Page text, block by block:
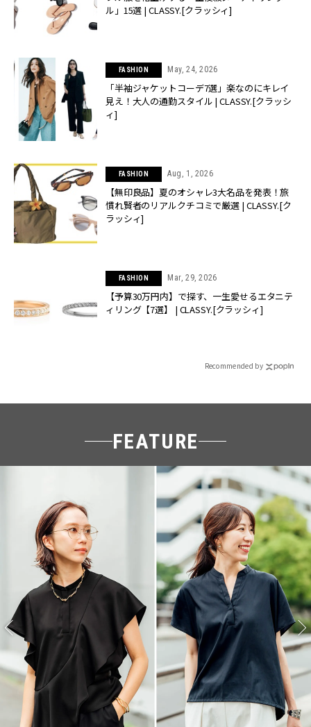
ル」15選 | CLASSY.[クラッシィ]
FASHION May, 24, 2026
「半袖ジャケットコーデ7選」楽なのにキレイ
見え！大人の通勤スタイル | CLASSY.[クラッシ
ィ]
FASHION Aug, 1, 2026
【無印良品】夏のオシャレ3大名品を発表！旅
慣れ賢者のリアルクチコミで厳選 | CLASSY.[ク
ラッシィ]
FASHION Mar, 29, 2026
【予算30万円内】で探す、一生愛せるエタニテ
ィリング【7選】 | CLASSY.[クラッシィ]
Recommended by
FEATURE